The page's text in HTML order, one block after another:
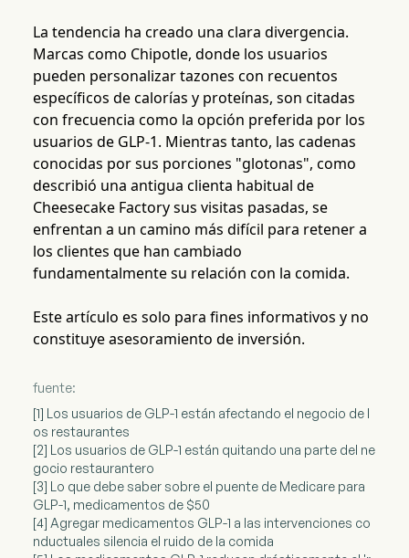
La tendencia ha creado una clara divergencia.
Marcas como Chipotle, donde los usuarios
pueden personalizar tazones con recuentos
específicos de calorías y proteínas, son citadas
con frecuencia como la opción preferida por los
usuarios de GLP-1. Mientras tanto, las cadenas
conocidas por sus porciones "glotonas", como
describió una antigua clienta habitual de
Cheesecake Factory sus visitas pasadas, se
enfrentan a un camino más difícil para retener a
los clientes que han cambiado
fundamentalmente su relación con la comida.
Este artículo es solo para fines informativos y no
constituye asesoramiento de inversión.
fuente:
[1] Los usuarios de GLP-1 están afectando el negocio de l
os restaurantes
[2] Los usuarios de GLP-1 están quitando una parte del ne
gocio restaurantero
[3] Lo que debe saber sobre el puente de Medicare para
GLP-1, medicamentos de $50
[4] Agregar medicamentos GLP-1 a las intervenciones co
nductuales silencia el ruido de la comida